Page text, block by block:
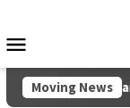
konten
Mobile
Moving News
Penguatan